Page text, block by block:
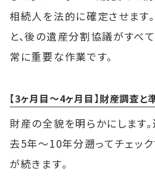
相続人を法的に確定させます
と、後の遺産分割協議がすべ
常に重要な作業です。
【3ヶ月目〜4ヶ月目】財産調査と
財産の全貌を明らかにします
去5年〜10年分遡ってチェッ
が続きます。